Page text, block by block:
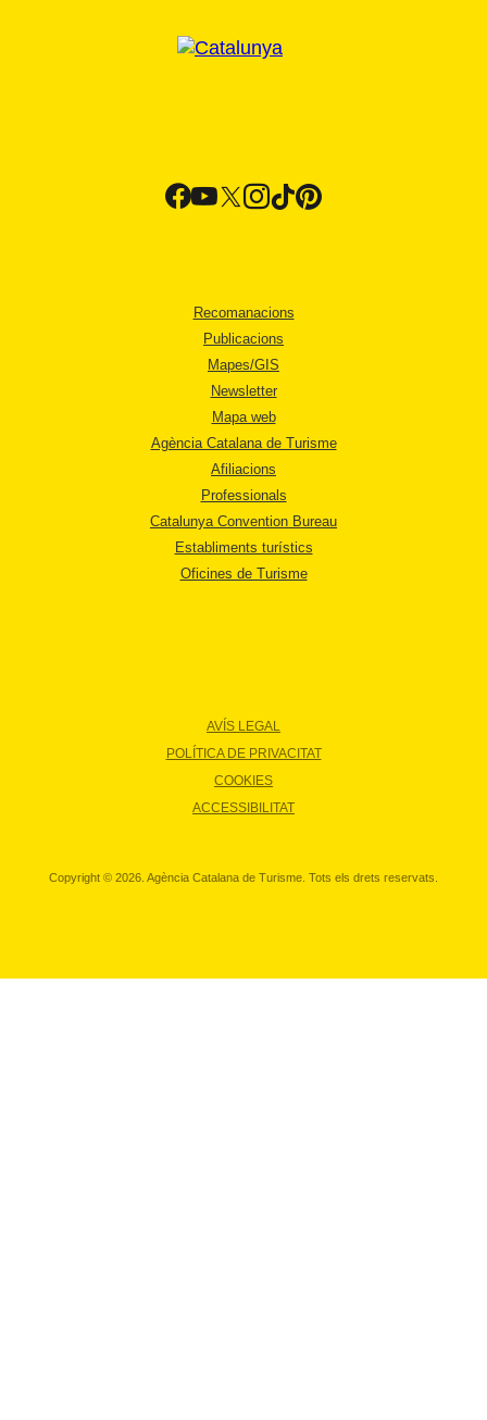
Recomanacions
Publicacions
Mapes/GIS
Newsletter
Mapa web
Agència Catalana de Turisme
Afiliacions
Professionals
Catalunya Convention Bureau
Establiments turístics
Oficines de Turisme
AVÍS LEGAL
POLÍTICA DE PRIVACITAT
COOKIES
ACCESSIBILITAT
Copyright © 2026. Agència Catalana de Turisme. Tots els drets reservats.